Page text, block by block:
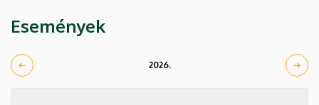
Események
2026.